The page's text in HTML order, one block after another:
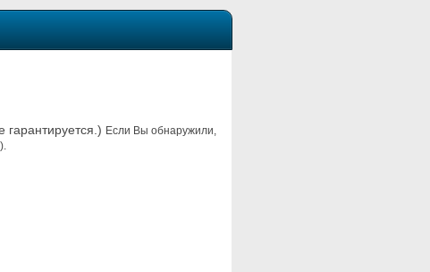
гарантируется.) Если Вы обнаружили,